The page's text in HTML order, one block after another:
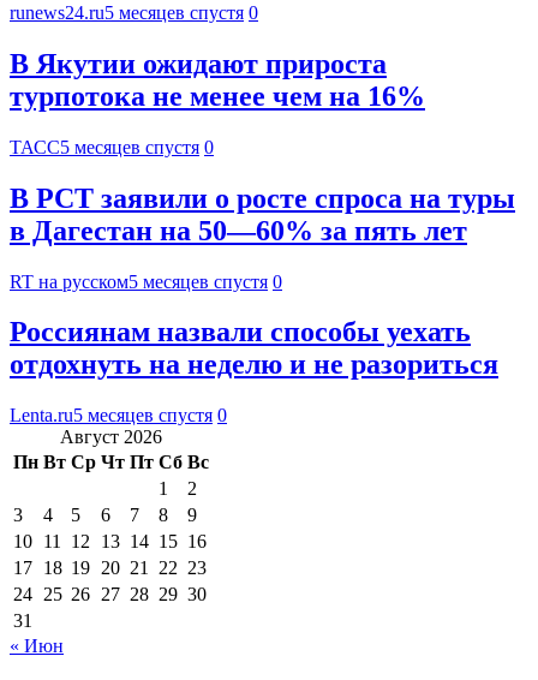
runews24.ru5 месяцев спустя 0
В Якутии ожидают прироста
турпотока не менее чем на 16%
ТАСС5 месяцев спустя 0
В РСТ заявили о росте спроса на туры
в Дагестан на 50—60% за пять лет
RT на русском5 месяцев спустя 0
Россиянам назвали способы уехать
отдохнуть на неделю и не разориться
Lenta.ru5 месяцев спустя 0
Август 2026
Пн Вт Ср Чт Пт Сб Вс
1
2
3
4 5 6 7 8
9
10 11 12 13 14 15 16
17 18 19 20 21 22 23
24 25 26 27 28 29 30
31
« Июн